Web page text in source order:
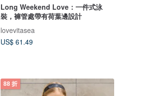
Long Weekend Love：一件式泳
裝，褲管處帶有荷葉邊設計
lovevitasea
US$ 61.49
88 折